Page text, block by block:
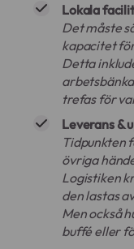
Lokala
Det måste
kapacitet
Detta
trefas för
Leverans &
Tidpunkten
övriga
Logistiken
den lastas
Men också
buffé eller